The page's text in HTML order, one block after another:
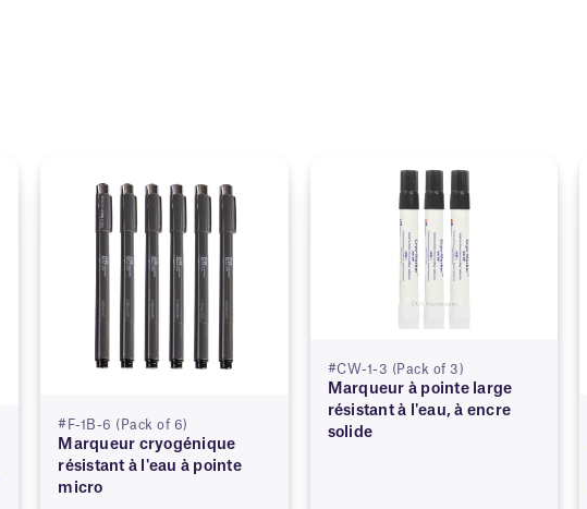
#F-1B-6 (Pack of 6)
Marqueur cryogénique
résistant à l'eau à pointe
micro
#CW-1-3 (Pack of 3)
Marqueur à pointe large
résistant à l'eau, à encre
solide